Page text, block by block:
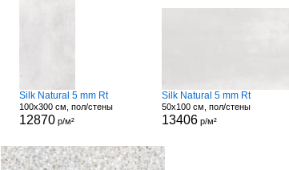
Silk Natural 5 mm Rt
100x300 см, пол/стены
12870 р/м²
Silk Natural 5 mm Rt
50x100 см, пол/стены
13406р/м²